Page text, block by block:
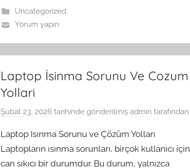
Uncategorized
Yorum yapın
Laptop İsinma Sorunu Ve Cozum
Yollari
Şubat 23, 2026 tarihinde gönderilmiş admin tarafından
Laptop Isınma Sorunu ve Çözüm Yolları
Laptopların ısınma sorunları, birçok kullanıcı için
can sıkıcı bir durumdur. Bu durum, yalnızca